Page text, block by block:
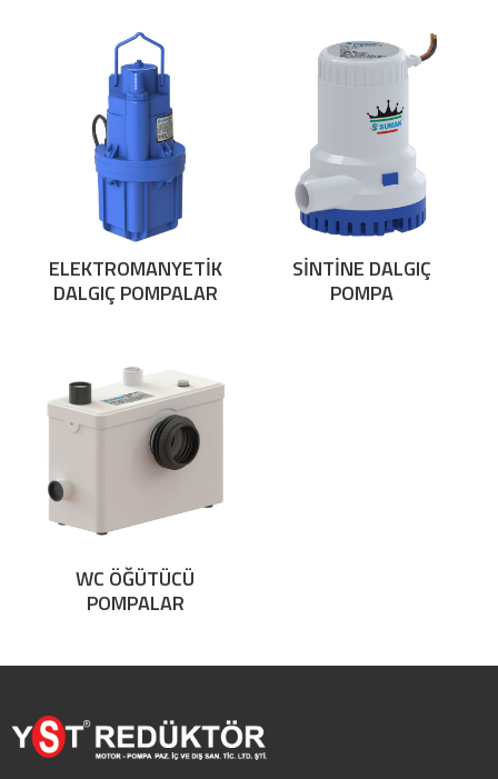
ELEKTROMANYETİK
DALGIÇ POMPALAR
SİNTİNE DALGIÇ
POMPA
WC ÖĞÜTÜCÜ
POMPALAR